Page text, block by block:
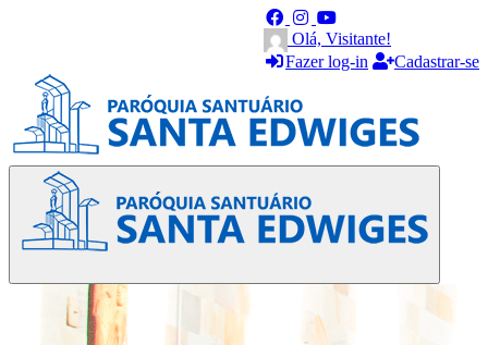
Olá, Visitante!
Fazer log-in
Cadastrar-se